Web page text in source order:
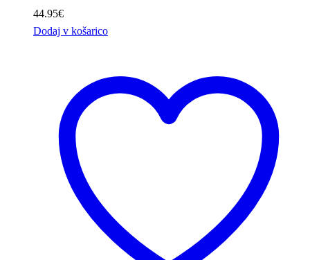
44.95€
Dodaj v košarico